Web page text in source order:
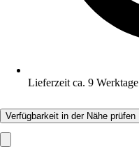
Lieferzeit ca. 9 Werktage
Verfügbarkeit in der Nähe prüfen